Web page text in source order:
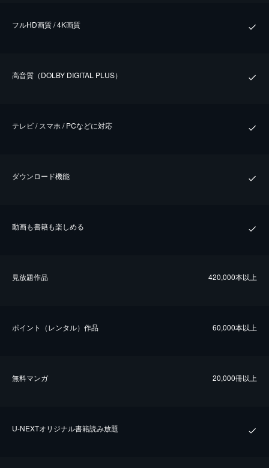
フルHD画質 / 4K画質
⾼⾳質（DOLBY DIGITAL PLUS）
テレビ / スマホ / PCなどに対応
ダウンロード機能
動画も書籍も楽しめる
⾒放題作品 420,000本以上
ポイント（レンタル）作品 60,000本以上
無料マンガ 20,000冊以上
U-NEXTオリジナル書籍読み放題